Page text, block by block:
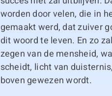
worden door velen, die in
gemaakt werd, dat zuiver
dit woord te leven. En zo
zegen van de mensheid,
scheidt, licht van
boven gewezen wordt.